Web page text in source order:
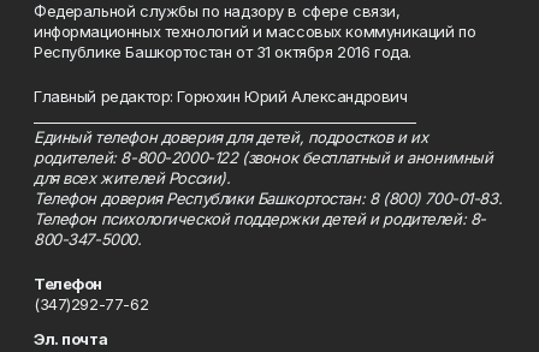
Федеральной службы по надзору в сфере связи,
информационных технологий и массовых коммуникаций по
Республике Башкортостан от 31 октября 2016 года.
Главный редактор: Горюхин Юрий Александрович
Единый телефон доверия для детей, подростков и их
родителей: 8-800-2000-122 (звонок бесплатный и анонимный
для всех жителей России).
Телефон доверия Республики Башкортостан: 8 (800) 700-01-83.
Телефон психологической поддержки детей и родителей: 8-
800-347-5000.
Телефон
(347)292-77-62
Эл. почта